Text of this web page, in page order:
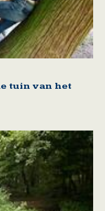
tuin van het